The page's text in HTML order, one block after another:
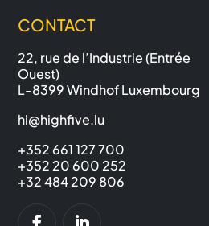
CONTACT
22, rue de l’Industrie (Entrée
Ouest)
L-8399 Windhof Luxembourg
hi@highfive.lu
+352 661 127 700
+352 20 600 252
+32 484 209 806